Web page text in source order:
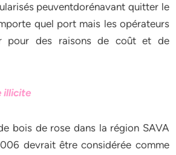
peuventdorénavant quitter le
quel port mais les opérateurs
pour des raisons de coût et de
illicite
bois de rose dans la région SAVA
devrait être considérée comme